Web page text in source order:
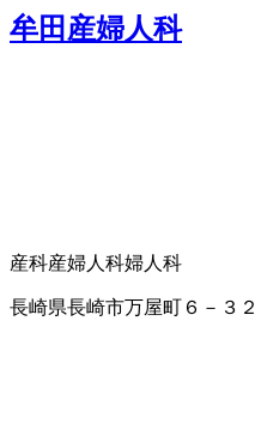
牟田産婦人科
産科産婦人科婦人科
長崎県長崎市万屋町６－３２